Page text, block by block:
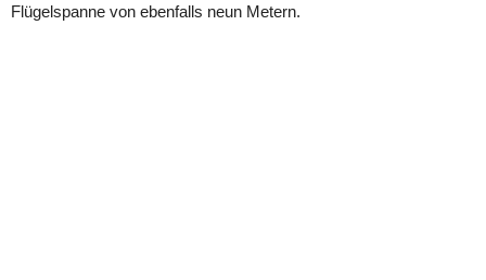
Flügelspanne von ebenfalls neun Metern.